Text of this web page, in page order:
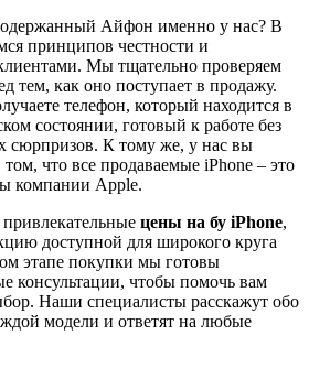
Айфон именно у нас? В
принципов честности и
Мы тщательно проверяем
тем, как оно поступает в продажу.
телефон, который находится в
состоянии, готовый к работе без
сюрпризов. К тому же, у нас вы
что все продаваемые iPhone – это
компании Apple.
цены на бу iPhone,
доступной для широкого круга
этапе покупки мы готовы
консультации, чтобы помочь вам
Наши специалисты расскажут обо
модели и ответят на любые